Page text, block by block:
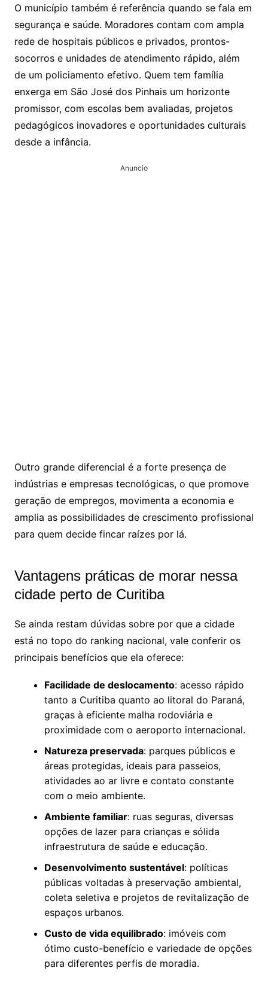
O município também é referência quando se fala em
segurança e saúde. Moradores contam com ampla
rede de hospitais públicos e privados, prontos-
socorros e unidades de atendimento rápido, além
de um policiamento efetivo. Quem tem família
enxerga em São José dos Pinhais um horizonte
promissor, com escolas bem avaliadas, projetos
pedagógicos inovadores e oportunidades culturais
desde a infância.
Anuncio
Outro grande diferencial é a forte presença de
indústrias e empresas tecnológicas, o que promove
geração de empregos, movimenta a economia e
amplia as possibilidades de crescimento profissional
para quem decide fincar raízes por lá.
Vantagens práticas de morar nessa
cidade perto de Curitiba
Se ainda restam dúvidas sobre por que a cidade
está no topo do ranking nacional, vale conferir os
principais benefícios que ela oferece:
Facilidade de deslocamento: acesso rápido
tanto a Curitiba quanto ao litoral do Paraná,
graças à eficiente malha rodoviária e
proximidade com o aeroporto internacional.
Natureza preservada: parques públicos e
áreas protegidas, ideais para passeios,
atividades ao ar livre e contato constante
com o meio ambiente.
Ambiente familiar: ruas seguras, diversas
opções de lazer para crianças e sólida
infraestrutura de saúde e educação.
Desenvolvimento sustentável: políticas
públicas voltadas à preservação ambiental,
coleta seletiva e projetos de revitalização de
espaços urbanos.
Custo de vida equilibrado: imóveis com
ótimo custo-benefício e variedade de opções
para diferentes perfis de moradia.